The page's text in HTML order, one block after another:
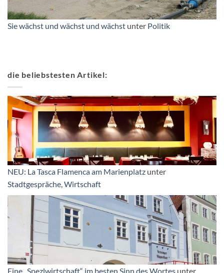
Sie wächst und wächst und wächst unter Politik
die beliebstesten Artikel:
NEU: La Tasca Flamenca am Marienplatz unter
Stadtgespräche,Wirtschaft
Eine „Spezlwirtschaft“ im besten Sinn des Wortes unter